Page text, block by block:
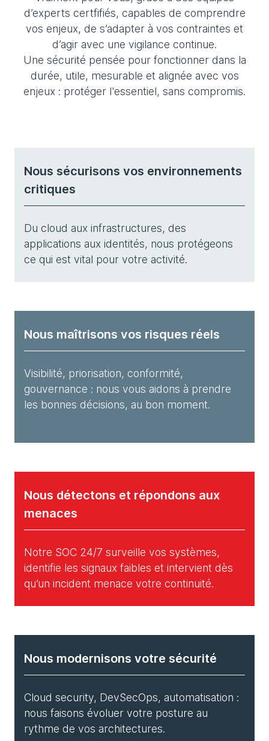
d’experts certfifiés, capables de comprendre
vos enjeux, de s’adapter à vos contraintes et
d’agir avec une vigilance continue.
Une sécurité pensée pour fonctionner dans la
durée, utile, mesurable et alignée avec vos
enjeux : protéger l'essentiel, sans compromis.
Nous sécurisons vos environnements
critiques
Du cloud aux infrastructures, des
applications aux identités, nous protégeons
ce qui est vital pour votre activité.
Nous maîtrisons vos risques réels
Visibilité, priorisation, conformité,
gouvernance : nous vous aidons à prendre
les bonnes décisions, au bon moment.
Nous détectons et répondons aux
menaces
Notre SOC 24/7 surveille vos systèmes,
identifie les signaux faibles et intervient dès
qu’un incident menace votre continuité.
Nous modernisons votre sécurité
Cloud security, DevSecOps, automatisation :
nous faisons évoluer votre posture au
rythme de vos architectures.